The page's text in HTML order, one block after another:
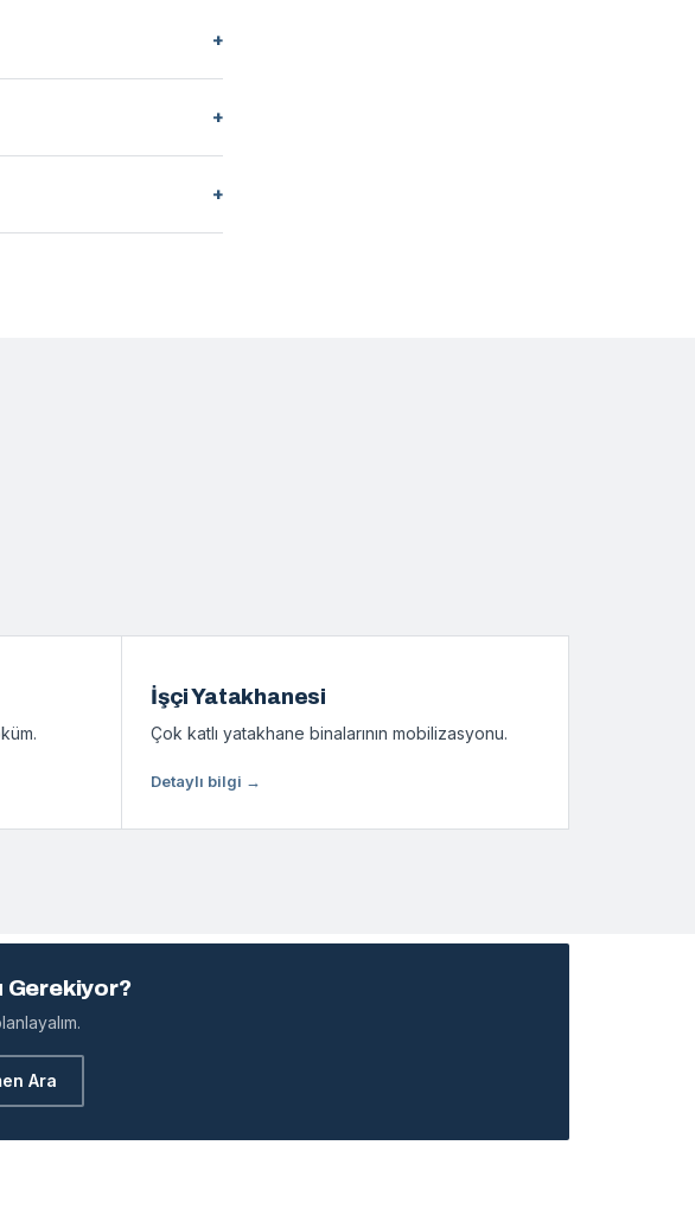
İşçi Yatakhanesi
Çok katlı yatakhane binalarının mobilizasyonu.
Detaylı bilgi →
Gerekiyor?
Ara